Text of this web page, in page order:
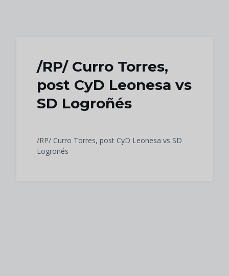
/RP/ Curro Torres,
post CyD Leonesa vs
SD Logroñés
/RP/ Curro Torres, post CyD Leonesa vs SD
Logroñés